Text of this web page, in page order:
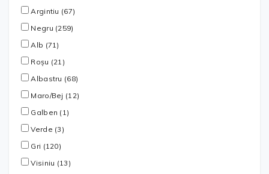
Argintiu (67)
Negru (259)
Alb (71)
Roșu (21)
Albastru (68)
Maro/Bej (12)
Galben (1)
Verde (3)
Gri (120)
Visiniu (13)